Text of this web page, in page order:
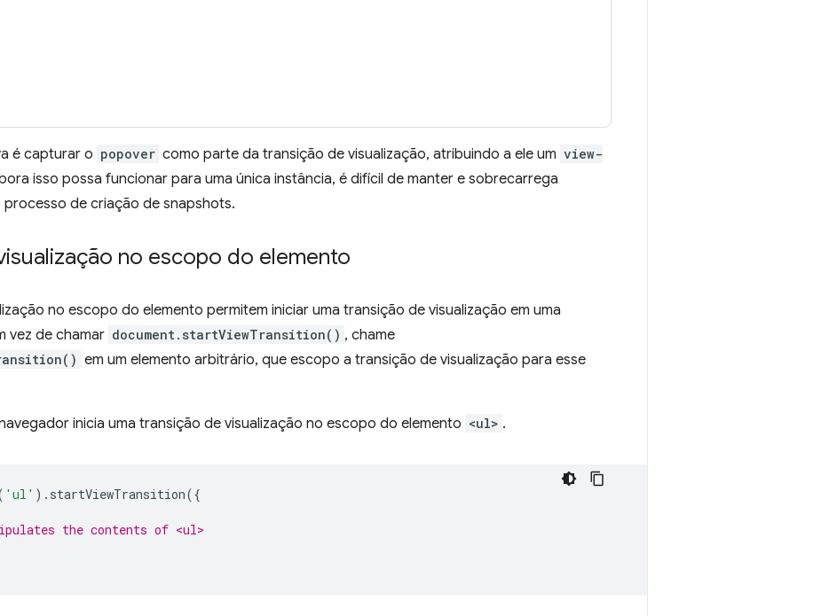
é capturar o popover como parte da transição de visualização, atribuindo a ele um view-
isso possa funcionar para uma única instância, é difícil de manter e sobrecarrega
de criação de snapshots.
no escopo do elemento
no escopo do elemento permitem iniciar uma transição de visualização em uma
vez de chamar document.startViewTransition() , chame
em um elemento arbitrário, que escopo a transição de visualização para esse
inicia uma transição de visualização no escopo do elemento <ul> .
'ul' ). startViewTransition({
the contents of <ul>